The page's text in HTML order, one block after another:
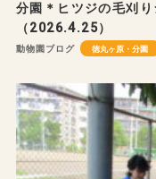
分園＊ヒツジの毛刈
（2026.4.25）
動物園ブログ 徳丸ヶ原・分園